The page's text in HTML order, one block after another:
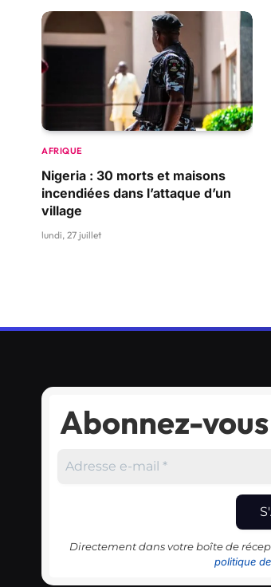
AFRIQUE
Nigeria : 30 morts et maisons
incendiées dans l’attaque d’un
village
lundi, 27 juillet
Abonnez-
Directement dans votre boîte de
politique